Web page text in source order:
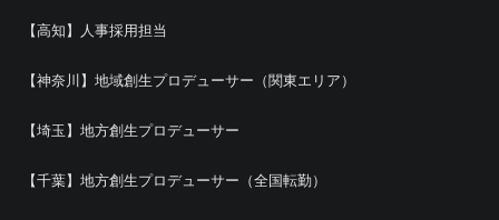
【高知】人事採用担当
【神奈川】地域創生プロデューサー（関東エリア）
【埼玉】地方創生プロデューサー
【千葉】地方創生プロデューサー（全国転勤）